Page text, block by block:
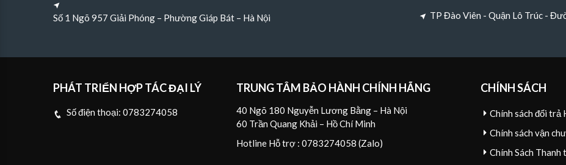
Số 1 Ngõ 957 Giải Phóng – Phường Giáp Bát – Hà Nội
TP Đào Viên - Quận Lô Trúc -
PHÁT TRIỂN HỢP TÁC ĐẠI LÝ
Số điện thoại: 0783274058
TRUNG TÂM BẢO HÀNH CHÍNH HÃNG
40 Ngõ 180 Nguyễn Lương Bằng – Hà Nội
60 Trần Quang Khải – Hồ Chí Minh
Hotline Hỗ trợ : 0783274058 (Zalo)
CHÍNH SÁCH
Chính sách đổi trả
Chính sách vận
Chính Sách Thanh